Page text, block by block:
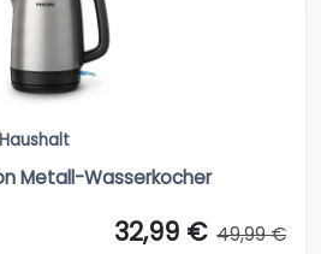
Haushalt
Metall-Wasserkocher
32,99 € 49,99 €